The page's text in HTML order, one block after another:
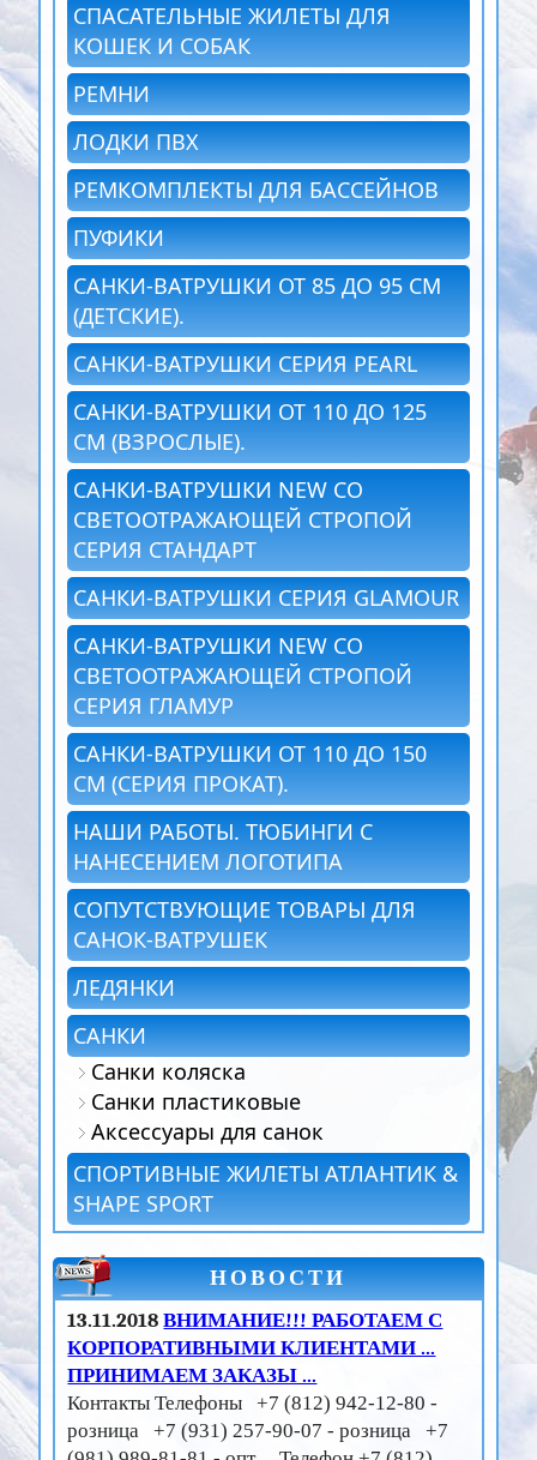
СПАСАТЕЛЬНЫЕ ЖИЛЕТЫ ДЛЯ
КОШЕК И СОБАК
РЕМНИ
ЛОДКИ ПВХ
РЕМКОМПЛЕКТЫ ДЛЯ БАССЕЙНОВ
ПУФИКИ
САНКИ-ВАТРУШКИ ОТ 85 ДО 95 СМ
(ДЕТСКИЕ).
САНКИ-ВАТРУШКИ СЕРИЯ PEARL
САНКИ-ВАТРУШКИ ОТ 110 ДО 125
СМ (ВЗРОСЛЫЕ).
САНКИ-ВАТРУШКИ NEW СО
СВЕТООТРАЖАЮЩЕЙ СТРОПОЙ
СЕРИЯ СТАНДАРТ
САНКИ-ВАТРУШКИ СЕРИЯ GLAMOUR
САНКИ-ВАТРУШКИ NEW СО
СВЕТООТРАЖАЮЩЕЙ СТРОПОЙ
СЕРИЯ ГЛАМУР
САНКИ-ВАТРУШКИ ОТ 110 ДО 150
СМ (СЕРИЯ ПРОКАТ).
НАШИ РАБОТЫ. ТЮБИНГИ С
НАНЕСЕНИЕМ ЛОГОТИПА
СОПУТСТВУЮЩИЕ ТОВАРЫ ДЛЯ
САНОК-ВАТРУШЕК
ЛЕДЯНКИ
САНКИ
Санки коляска
Санки пластиковые
Аксессуары для санок
СПОРТИВНЫЕ ЖИЛЕТЫ АТЛАНТИК &
SHAPE SPORT
НОВОСТИ
13.11.2018ВНИМАНИЕ!!! РАБОТАЕМ С
КОРПОРАТИВНЫМИ КЛИЕНТАМИ ...
ПРИНИМАЕМ ЗАКАЗЫ ...
Контакты Телефоны +7 (812) 942-12-80 -
розница +7 (931) 257-90-07 - розница +7